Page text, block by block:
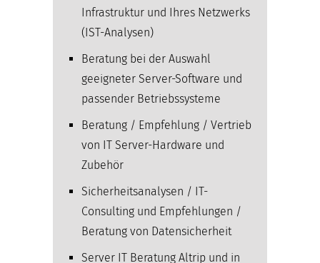
Infrastruktur und Ihres Netzwerks
(IST-Analysen)
Beratung bei der Auswahl
geeigneter Server-Software und
passender Betriebssysteme
Beratung / Empfehlung / Vertrieb
von IT Server-Hardware und
Zubehör
Sicherheitsanalysen / IT-
Consulting und Empfehlungen /
Beratung von Datensicherheit
Server IT Beratung Altrip und in